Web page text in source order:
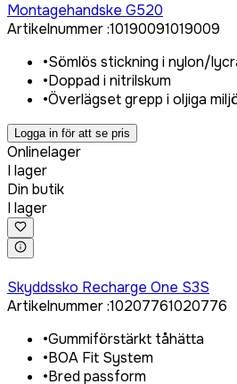
Montagehandske G520
Artikelnummer:10190091019009
•Sömlös stickning i nylon/
•Doppad i nitrilskum
•Överlägset grepp i oljiga
Logga in för att se pris
Onlinelager
I lager
Din butik
I lager
Skyddssko Recharge One S3S
Artikelnummer:10207761020776
•Gummiförstärkt tåhätta
•BOA Fit System
•Bred passform